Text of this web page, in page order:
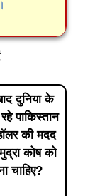
दुनिया के
पाकिस्तान
की मदद
कोष को
चाहिए?